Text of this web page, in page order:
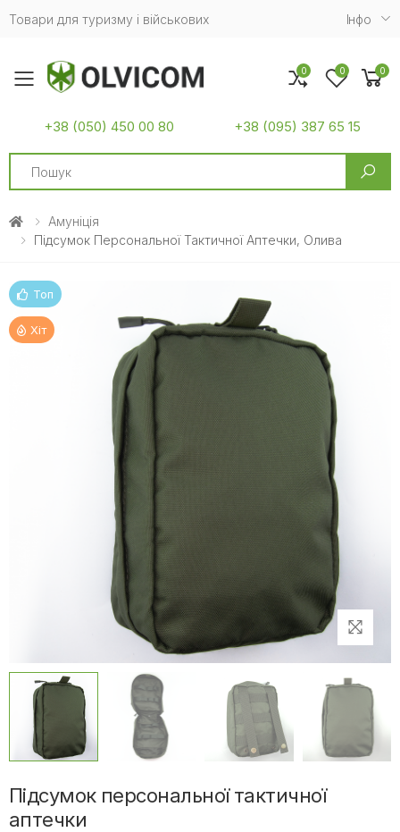
Товари для туризму і військових Iнфо
Toggle mobile menu
+38 (050) 450 00 80 +38 (095) 387 65 15
Search
0 0 0
Амуніція
Підсумок Персональної Тактичної Аптечки, Олива
Топ
Хіт
Підсумок персональної тактичної
аптечки